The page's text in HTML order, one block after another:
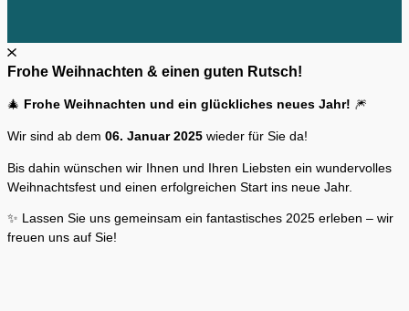
Frohe Weihnachten & einen guten Rutsch!
🎄 Frohe Weihnachten und ein glückliches neues Jahr! 🎆
Wir sind ab dem 06. Januar 2025 wieder für Sie da!
Bis dahin wünschen wir Ihnen und Ihren Liebsten ein wundervolles
Weihnachtsfest und einen erfolgreichen Start ins neue Jahr.
✨ Lassen Sie uns gemeinsam ein fantastisches 2025 erleben – wir
freuen uns auf Sie!